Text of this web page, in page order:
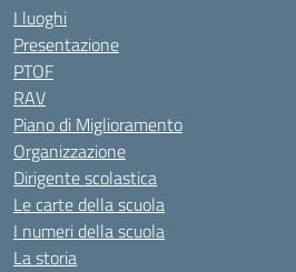
I luoghi
Presentazione
PTOF
RAV
Piano di Miglioramento
Organizzazione
Dirigente scolastica
Le carte della scuola
I numeri della scuola
La storia